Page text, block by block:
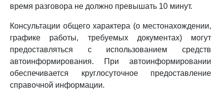
время разговора не должно превышать 10 минут.
Консультации общего характера (о местонахождении,
графике работы, требуемых документах) могут
предоставляться с использованием средств
автоинформирования. При автоинформировании
обеспечивается круглосуточное предоставление
справочной информации.